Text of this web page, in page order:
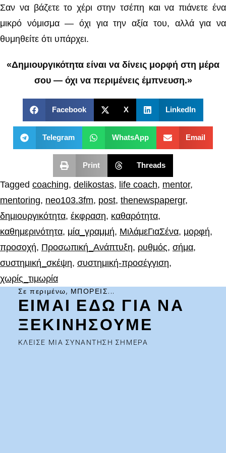
Σαν να βάζετε το χέρι στην τσέπη και να πιάνετε ένα
μικρό νόμισμα — όχι για την αξία του, αλλά για να
θυμηθείτε ότι υπάρχει.
«Δημιουργικότητα είναι να δίνεις μορφή στη μέρα
σου — όχι να περιμένεις έμπνευση.»
Facebook X LinkedIn
Telegram WhatsApp Email
Print Threads
Tagged coaching, delikostas, life coach, mentor,
mentoring, neo103.3fm, post, thenewspapergr,
δημιουργικότητα, έκφραση, καθαρότητα,
καθημερινότητα, μία_γραμμή, ΜιλάμεΓιαΣένα, μορφή,
προσοχή, Προσωπική_Ανάπτυξη, ρυθμός, σήμα,
συστημική_σκέψη, συστημική-προσέγγιση,
χωρίς_τιμωρία
Σε περιμένω, ΜΠΟΡΕΙΣ...
ΕΙΜΑΙ ΕΔΩ ΓΙΑ ΝΑ
ΞΕΚΙΝΗΣΟΥΜΕ
ΚΛΕΙΣΕ ΜΙΑ ΣΥΝΑΝΤΗΣΗ ΣΗΜΕΡΑ